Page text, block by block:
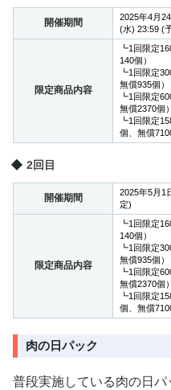
開催期間
2025年4月
(水) 23:59 (
限定商品内容
┗1回限定
140個）
┗1回限定
無償935個）
┗1回限定
無償2370個）
┗1回限定
個、無償
2回目
開催期間
2025年5月1
定)
限定商品内容
┗1回限定
140個）
┗1回限定
無償935個）
┗1回限定
無償2370個）
┗1回限定
個、無償
肉の日パック
普段実施している肉の日